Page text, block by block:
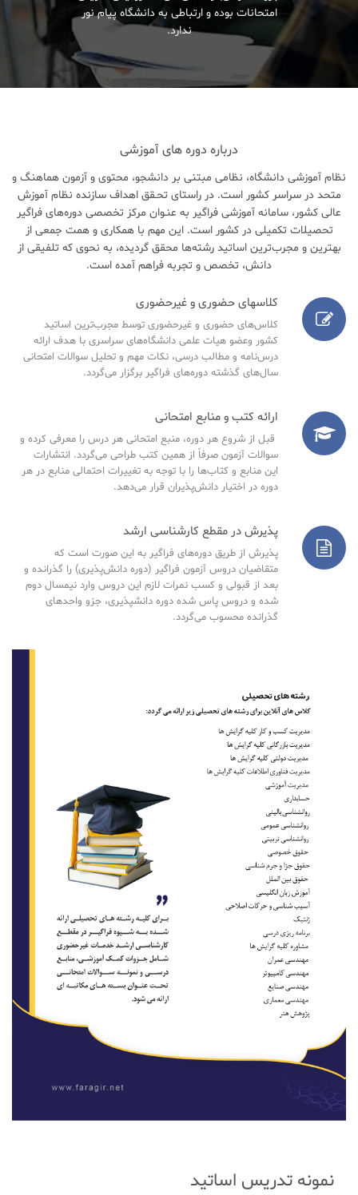
امتحانات بوده و ارتباطی به دانشگاه پیام نور
ندارد.
درباره دوره های آموزشی
نظام آموزشی دانشگاه، نظامی مبتنی بر دانشجو، محتوی و آزمون هماهنگ و
متحد در سراسر کشور است. در راستای تحـقق اهداف سازنده نظام آموزش
عالی کشور، سامانه آموزشی فراگیر به عنـوان مرکز تخصصی دوره‌های فراگیر
تحصیلات تکمیلی در کشور است. این مهم با همکاری و همت جمعی از
بهترین و مجرب‌ترین اساتید رشته‌ها محقق گردیده، به نحوی که تلفیقی از
دانش، تخصص و تجربه فراهم آمده است.
کلاسهای حضوری و غیرحضوری
کلاس‌های حضوری و غیرحضوری توسط مجرب‌ترین اساتید
کشور وعضو هیات علمی دانشگاه‌های سراسری با هدف ارائه
درس‌نامه‌ و مطالب درسی، نکات مهم و تحلیل سوالات امتحانی
سال‌های گذشته دوره‌های فراگیر برگزار می‌گردد.
ارائه کتب و منابع امتحانی
قبل از شروع هر دوره، منبع امتحانی هر درس را معرفی کرده و
سوالات آزمون صرفاً از همین کتب طراحی می‌گردد. انتشارات
این منابع و کتاب‌ها را با توجه به تغییرات احتمالی منابع در هر
دوره در اختیار دانش‌پذیران قرار می‌دهد.
پذیرش در مقطع کارشناسی ارشد
پذیرش از طریق دوره‌های فراگیر به این صورت است که
متقاضیان دروس آزمون فراگیر (دوره دانش‌پذیری) را گذرانده و
بعد از قبولی و کسب نمرات لازم این دروس وارد نیمسال دوم
شده و دروس پاس شده دوره دانشپذیری، جزو واحدهای
گذرانده محسوب می‌گردد.
نمونه تدریس اساتید